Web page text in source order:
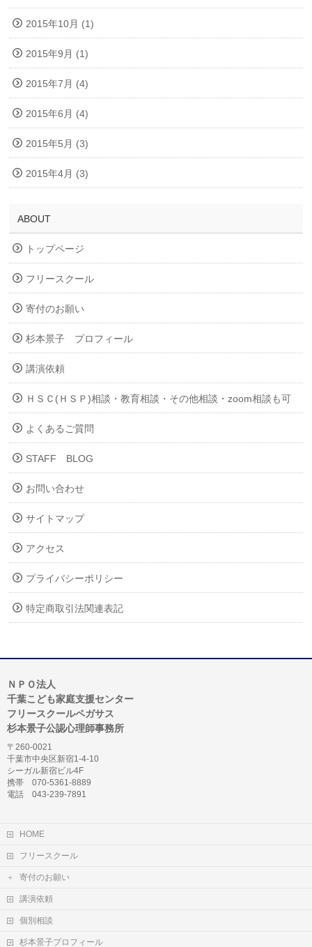
2015年10月 (1)
2015年9月 (1)
2015年7月 (4)
2015年6月 (4)
2015年5月 (3)
2015年4月 (3)
ABOUT
トップページ
フリースクール
寄付のお願い
杉本景子 プロフィール
講演依頼
ＨＳＣ(ＨＳＰ)相談・教育相談・その他相談・zoom相談も可
よくあるご質問
STAFF BLOG
お問い合わせ
サイトマップ
アクセス
プライバシーポリシー
特定商取引法関連表記
ＮＰＯ法人
千葉こども家庭支援センター
フリースクールペガサス
杉本景子公認心理師事務所
〒260-0021
千葉市中央区新宿1-4-10
シーガル新宿ビル4F
携帯 070-5361-8889
電話 043-239-7891
HOME
フリースクール
寄付のお願い
講演依頼
個別相談
杉本景子プロフィール